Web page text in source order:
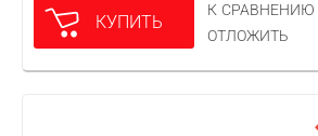
КУПИТЬ
К СРАВНЕНИЮ
ОТЛОЖИТЬ